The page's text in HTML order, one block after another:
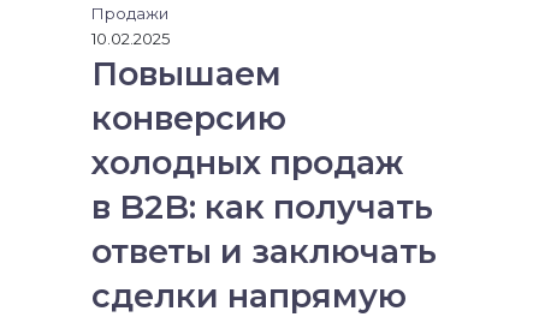
Продажи
10.02.2025
Повышаем
конверсию
холодных продаж
в B2B: как получать
ответы и заключать
сделки напрямую